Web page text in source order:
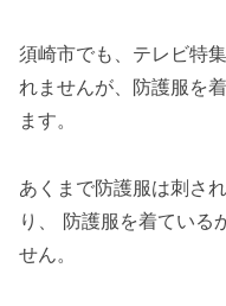
須崎市でも、テレビ特
れませんが、防護服を
ます。
あくまで防護服は刺さ
り、 防護服を着ている
せん。